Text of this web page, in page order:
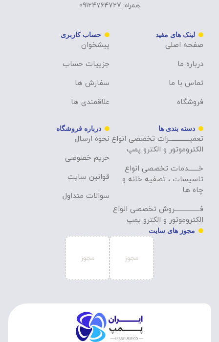
همراه: 09124764727
لینک های مفید
صفحه اصلی
درباره ما
تماس با ما
فروشگاه
حساب کاربری
پیشخوان
جزییات حساب
سفارش ها
علاقمندی ها
دسته بندی ها
تعمیــــــــــــــرات تخصصی انواع
الکتروموتور و الکترو پمپ
خـــــــدمات تخصصی انواع
تاسیسات ، تصفیه خانه و
چاه ها
فـــــــــــــــــروش تخصصی انواع
الکتروموتور و الکترو پمپ
درباره فروشگاه
نحوه ارسال
حریم خصوصی
قوانین سایت
سوالات متداول
مجوز های سایت